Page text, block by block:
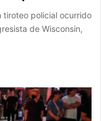
tiroteo policial ocurrido
de Wisconsin,